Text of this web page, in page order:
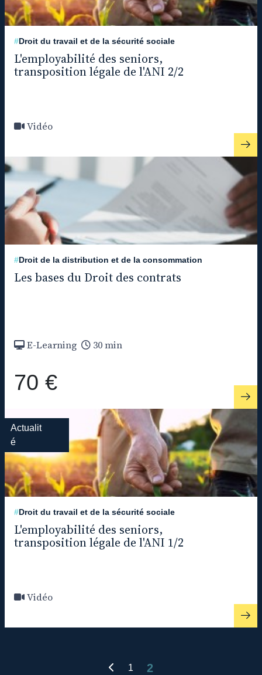
#Droit du travail et de la sécurité sociale
L'employabilité des seniors,
transposition légale de l'ANI 2/2
Vidéo
#Droit de la distribution et de la consommation
Les bases du Droit des contrats
E-Learning 30 min
70 €
Actualit
é
#Droit du travail et de la sécurité sociale
L'employabilité des seniors,
transposition légale de l'ANI 1/2
Vidéo
1 2